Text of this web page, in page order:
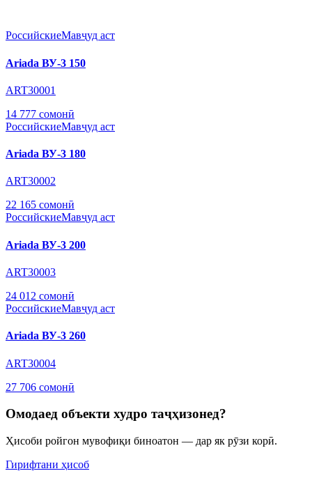
РоссийскиеМавҷуд аст
Ariada ВУ-3 150
ART30001
14 777 сомонӣ
РоссийскиеМавҷуд аст
Ariada ВУ-3 180
ART30002
22 165 сомонӣ
РоссийскиеМавҷуд аст
Ariada ВУ-3 200
ART30003
24 012 сомонӣ
РоссийскиеМавҷуд аст
Ariada ВУ-3 260
ART30004
27 706 сомонӣ
Омодаед объекти худро таҷҳизонед?
Ҳисоби ройгон мувофиқи биноатон — дар як рӯзи корӣ.
Гирифтани ҳисоб